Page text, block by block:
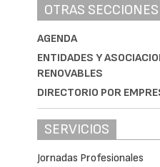
OTRAS SECCIONES
AGENDA
ENTIDADES Y
RENOVABLES
DIRECTORIO POR
SERVICIOS
Jornadas Profesionales